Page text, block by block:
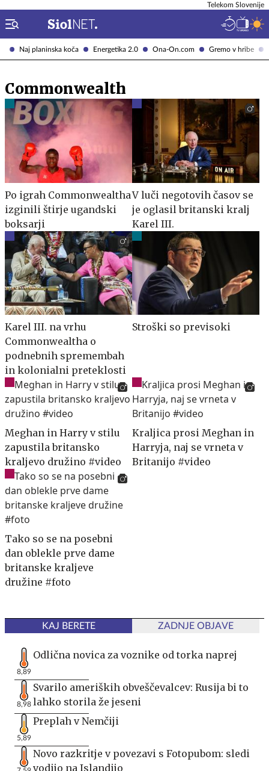
Naj planinska koča Energetika 2.0 Ona-On.com Gremo v hribe
Telekom Slovenije
Commonwealth
Po igrah Commonwealtha
izginili štirje ugandski
boksarji
V luči negotovih časov se
je oglasil britanski kralj
Karel III.
Karel III. na vrhu
Commonwealtha o
podnebnih spremembah
in kolonialni preteklosti
Stroški so previsoki
Meghan in Harry v stilu
zapustila britansko
kraljevo družino #video
Kraljica prosi Meghan in
Harryja, naj se vrneta v
Britanijo #video
Tako so se na posebni
dan oblekle prve dame
britanske kraljeve
družine #foto
KAJ BERETE ZADNJE OBJAVE
8,89
Odlična novica za voznike od torka naprej
8,98
Svarilo ameriških obveščevalcev: Rusija bi to
lahko storila že jeseni
5,89
Preplah v Nemčiji
Novo razkritje v povezavi s Fotopubom: sledi
vodijo na Islandijo